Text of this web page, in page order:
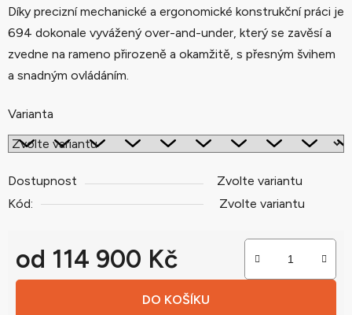
Díky precizní mechanické a ergonomické konstrukční práci je
694 dokonale vyvážený over-and-under, který se zavěsí a
zvedne na rameno přirozeně a okamžitě, s přesným švihem
a snadným ovládáním.
Varianta
Dostupnost
Zvolte variantu
Kód:
Zvolte variantu
od 114 900 Kč
Měrná cena:
DO KOŠÍKU